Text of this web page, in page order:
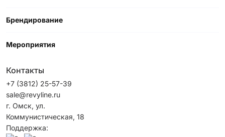
Брендирование
Мероприятия
Контакты
+7 (3812) 25-57-39
sale@revyline.ru
г. Омск, ул.
Коммунистическая, 18
Поддержка: